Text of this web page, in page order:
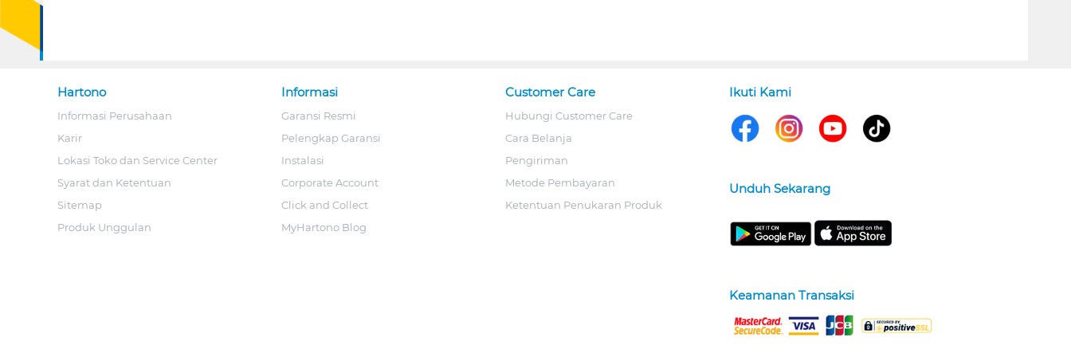
Hartono
Informasi Perusahaan
Karir
Lokasi Toko dan Service Center
Syarat dan Ketentuan
Sitemap
Produk Unggulan
Informasi
Garansi Resmi
Pelengkap Garansi
Instalasi
Corporate Account
Click and Collect
MyHartono Blog
Customer Care
Hubungi Customer Care
Cara Belanja
Pengiriman
Metode Pembayaran
Ketentuan Penukaran Produk
Ikuti Kami
Unduh Sekarang
Keamanan Transaksi